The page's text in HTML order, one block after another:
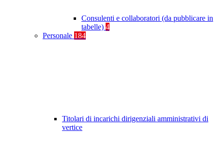
Consulenti e collaboratori (da pubblicare in
tabelle) 4
Personale 184
Titolari di incarichi dirigenziali amministrativi di
vertice